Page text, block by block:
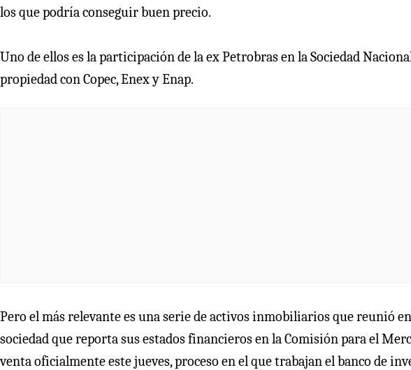
los que podría conseguir buen precio.
Uno de ellos es la participación de la ex Petrobras en la Sociedad
propiedad con Copec, Enex y Enap.
Pero el más relevante es una serie de activos inmobiliarios que reunió en
sociedad que reporta sus estados financieros en la Comisión para el
venta oficialmente este jueves, proceso en el que trabajan el banco de